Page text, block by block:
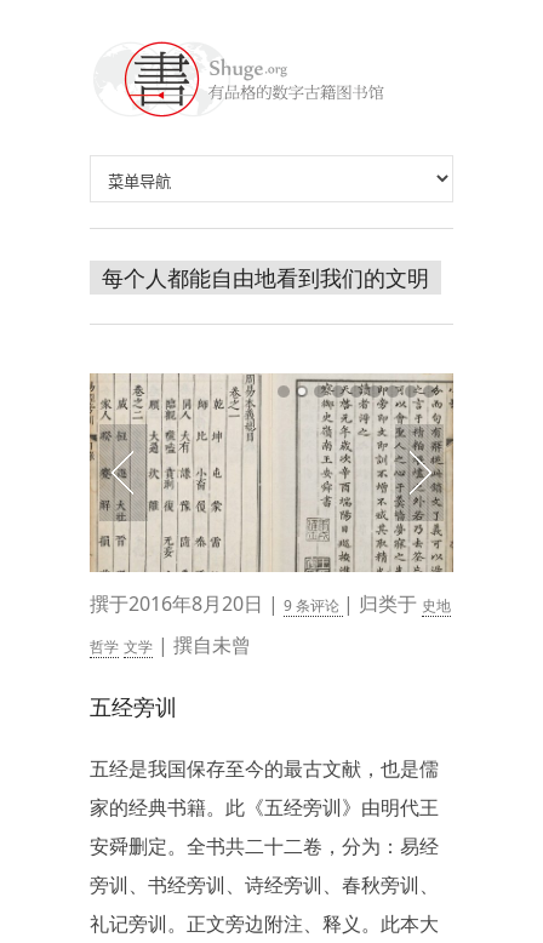
每个人都能自由地看到我们的文明
撰于2016年8月20日 | 9 条评论 | 归类于 史地
哲学 文学 | 撰自未曾
五经旁训
五经是我国保存至今的最古文献，也是儒
家的经典书籍。此《五经旁训》由明代王
安舜删定。全书共二十二卷，分为：易经
旁训、书经旁训、诗经旁训、春秋旁训、
礼记旁训。正文旁边附注、释义。此本大